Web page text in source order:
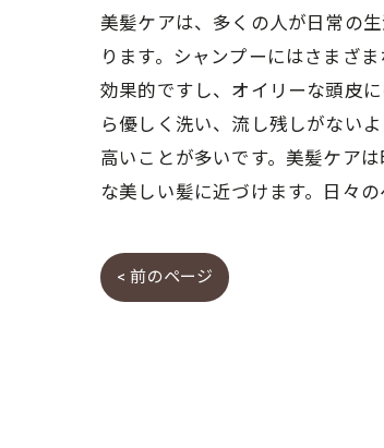
美髪ケアは、多くの人が日常の
ります。シャンプーにはさまざ
効果的ですし、オイリーな頭皮
ら優しく洗い、流し残しがない
高いことが多いです。美髪ケア
な美しい髪に近づけます。日々
< 前のページ